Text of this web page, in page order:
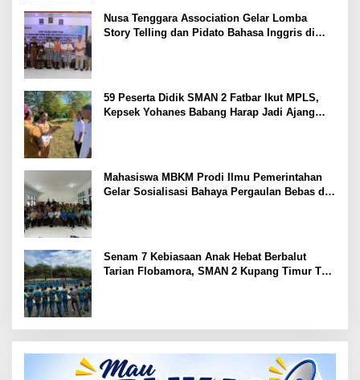
Nusa Tenggara Association Gelar Lomba
Story Telling dan Pidato Bahasa Inggris di
59 Peserta Didik SMAN 2 Fatbar Ikut MPLS,
Kepsek Yohanes Babang Harap Jadi Ajang
Mahasiswa MBKM Prodi Ilmu Pemerintahan
Gelar Sosialisasi Bahaya Pergaulan Bebas di
Senam 7 Kebiasaan Anak Hebat Berbalut
Tarian Flobamora, SMAN 2 Kupang Timur Tuai